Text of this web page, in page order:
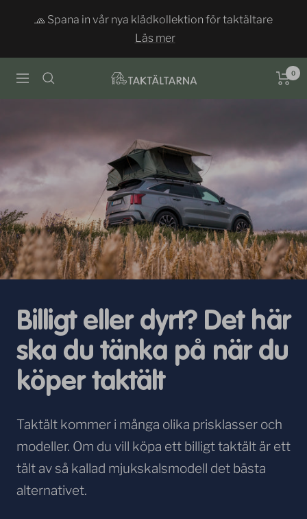
🧢 Spana in vår nya klädkollektion för taktältare
Läs mer
Navigering Taktältarna
0
Billigt eller dyrt? Det här
ska du tänka på när du
köper taktält
Taktält kommer i många olika prisklasser och
modeller. Om du vill köpa ett billigt taktält är ett
tält av så kallad mjukskalsmodell det bästa
alternativet.